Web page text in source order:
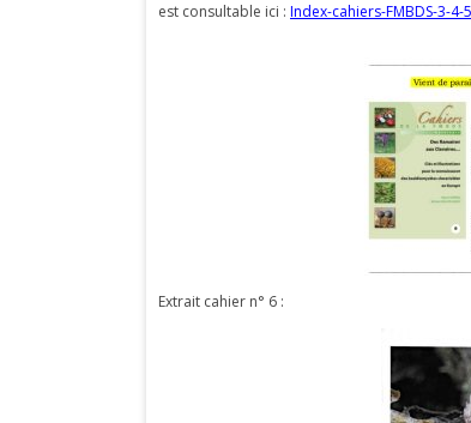
est consultable ici : Index-cahiers-FMBDS-3-4-
Extrait cahier n° 6 :